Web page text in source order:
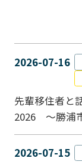
2026-07-16
先輩移住者と
2026 ～勝浦
2026-07-15